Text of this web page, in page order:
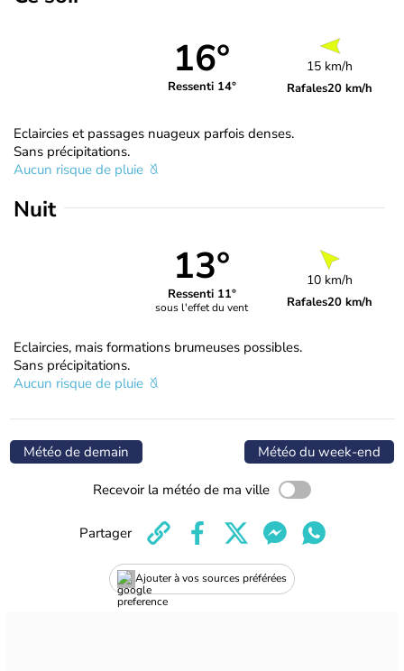
16°
Ressenti 14°
15 km/h
Rafales20 km/h
Eclaircies et passages nuageux parfois denses.
Sans précipitations.
Aucun risque de pluie
Nuit
13°
Ressenti 11°
sous l'effet du vent
10 km/h
Rafales20 km/h
Eclaircies, mais formations brumeuses possibles.
Sans précipitations.
Aucun risque de pluie
Météo de demain Météo du week-end
Recevoir la météo de ma ville
Ajouter à vos sources préférées
Partager